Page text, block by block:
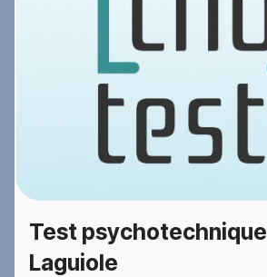
Test psychotechnique
Laguiole